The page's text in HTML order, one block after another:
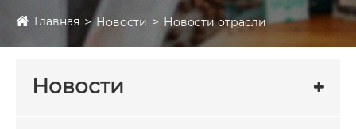
Главная Новости Новости отрасли
Новости